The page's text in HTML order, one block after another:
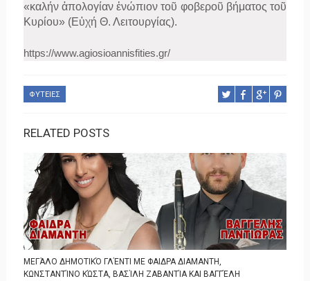
«καλήν ἀπολογίαν ἐνώπιον τοῦ φοβεροῦ βήματος τοῦ
Κυρίου» (Εὐχή Θ. Λειτουργίας).
https://www.agiosioannisfities.gr/
ΦΥΤΕΙΕΣ
RELATED POSTS
ΜΕΓΆΛΟ ΔΗΜΟΤΙΚΌ ΓΛΈΝΤΙ ΜΕ ΦΑΙΔΡΑ ΔΙΑΜΑΝΤΗ,
ΚΩΝΣΤΑΝΤΊΝΟ ΚΏΣΤΑ, ΒΑΣΊΛΗ ΖΑΒΑΝΤΊΑ ΚΑΙ ΒΑΓΓΈΛΗ